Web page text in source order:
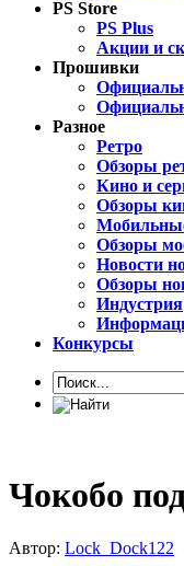
PS Store
PS Plus
Акции и
Прошивки
Разное
Ретро
Обзоры
Кино и
Обзоры
Обзоры
Новости
Обзоры
Индустрия
Конкурсы
Чокобо
Автор: Lock_Dock122